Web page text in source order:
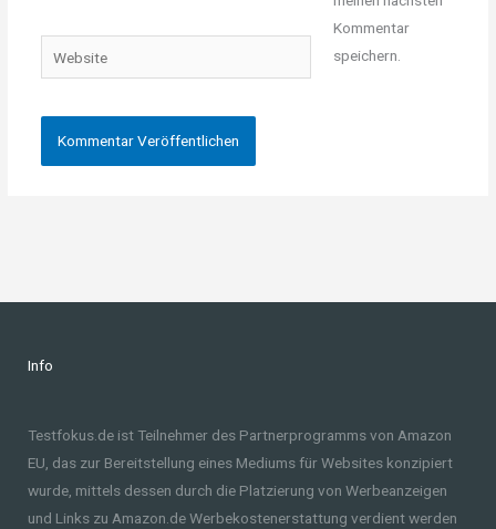
Website
Kommentar
speichern.
Info
Testfokus.de ist Teilnehmer des Partnerprogramms von Amazon
EU, das zur Bereitstellung eines Mediums für Websites konzipiert
wurde, mittels dessen durch die Platzierung von Werbeanzeigen
und Links zu Amazon.de Werbekostenerstattung verdient werden